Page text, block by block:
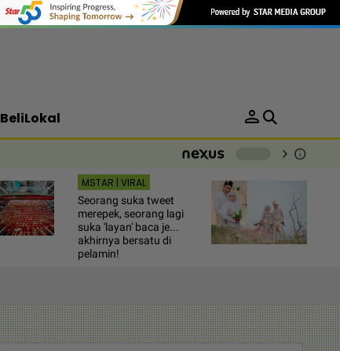
BeliLokal person
chevron_right info
MSTAR | VIRAL
Seorang suka tweet
merepek, seorang lagi
suka 'layan' baca je...
akhirnya bersatu di
pelamin!